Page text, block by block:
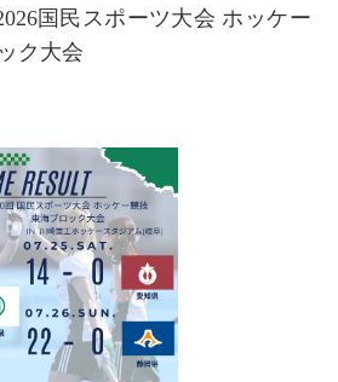
国民スポーツ大会 ホッケー
ク大会